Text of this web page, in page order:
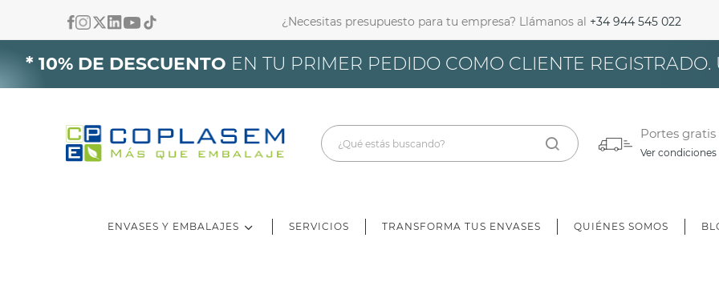
¿Necesitas presupuesto para tu empresa? Llámanos al +34 944 545 022
* 10% DE DESCUENTO EN TU PRIMER PEDIDO COMO CLIENTE
Portes gratis
Ver condiciones
ENVASES Y EMBALAJES SERVICIOS TRANSFORMA TUS ENVASES QUIÉNES SOMOS
Iniciar Sesión
Debes iniciar sesión para guardar productos en tu lista de deseos.
Iniciar sesión